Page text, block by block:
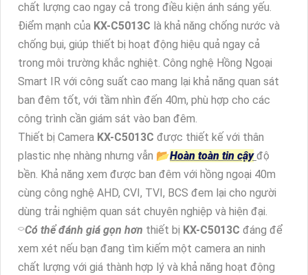
chất lượng cao ngay cả trong điều kiện ánh sáng yếu.
Điểm mạnh của KX-C5013C là khả năng chống nước và
chống bụi, giúp thiết bị hoạt động hiệu quả ngay cả
trong môi trường khắc nghiệt. Công nghệ Hồng Ngoại
Smart IR với công suất cao mang lại khả năng quan sát
ban đêm tốt, với tầm nhìn đến 40m, phù hợp cho các
công trình cần giám sát vào ban đêm.
Thiết bị Camera KX-C5013C được thiết kế với thân
plastic nhẹ nhàng nhưng vẫn 📂Hoàn toàn tin cậy độ
bền. Khả năng xem được ban đêm với hồng ngoại 40m
cùng công nghệ AHD, CVI, TVI, BCS đem lại cho người
dùng trải nghiệm quan sát chuyên nghiệp và hiện đại.
⌔Có thể đánh giá gọn hơn thiết bị KX-C5013C đáng để
xem xét nếu bạn đang tìm kiếm một camera an ninh
chất lượng với giá thành hợp lý và khả năng hoạt động